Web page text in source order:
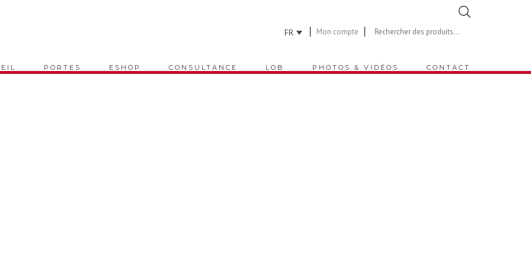
FR Mon compte
PORTES ESHOP CONSULTANCE LOB PHOTOS & VIDÉOS CONTACT